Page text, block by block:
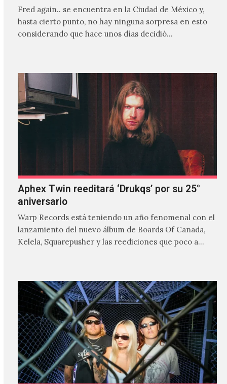
Fred again.. se encuentra en la Ciudad de México y,
hasta cierto punto, no hay ninguna sorpresa en esto
considerando que hace unos días decidió…
Aphex Twin reeditará ‘Drukqs’ por su 25°
aniversario
Warp Records está teniendo un año fenomenal con el
lanzamiento del nuevo álbum de Boards Of Canada,
Kelela, Squarepusher y las reediciones que poco a…